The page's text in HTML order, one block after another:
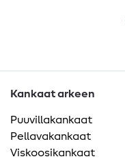
Kankaat arkeen
Puuvillakankaat
Pellavakankaat
Viskoosikankaat